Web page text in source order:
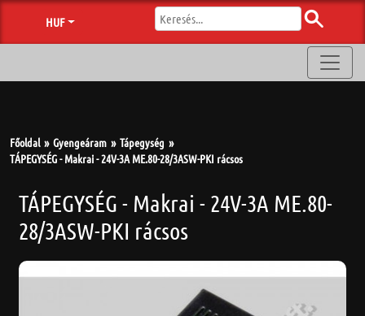
HUF
Főoldal Gyengeáram
Tápegység
TÁPEGYSÉG - Makrai - 24V-3A ME.80-28/3ASW-PKI rácsos
TÁPEGYSÉG - Makrai - 24V-3A ME.80-
28/3ASW-PKI rácsos